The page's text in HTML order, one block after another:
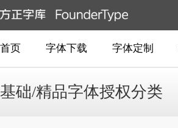
首页 字体下载 字体定制
基础/精品字体授权分类